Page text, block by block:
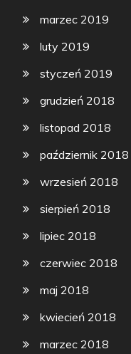
marzec 2019
luty 2019
styczeń 2019
grudzień 2018
listopad 2018
październik 2018
wrzesień 2018
sierpień 2018
lipiec 2018
czerwiec 2018
maj 2018
kwiecień 2018
marzec 2018